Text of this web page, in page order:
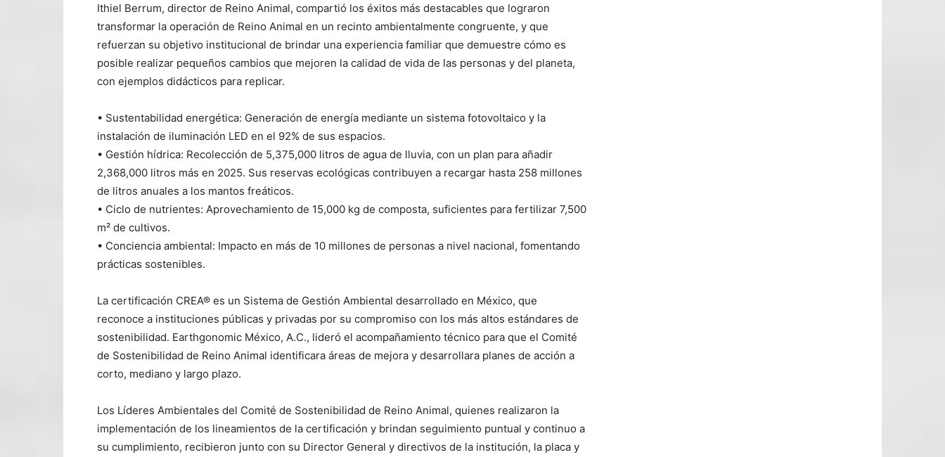
Ithiel Berrum, director de Reino Animal, compartió los éxitos más destacables que lograron
transformar la operación de Reino Animal en un recinto ambientalmente congruente, y que
refuerzan su objetivo institucional de brindar una experiencia familiar que demuestre cómo es
posible realizar pequeños cambios que mejoren la calidad de vida de las personas y del planeta,
con ejemplos didácticos para replicar.
• Sustentabilidad energética: Generación de energía mediante un sistema fotovoltaico y la
instalación de iluminación LED en el 92% de sus espacios.
• Gestión hídrica: Recolección de 5,375,000 litros de agua de lluvia, con un plan para añadir
2,368,000 litros más en 2025. Sus reservas ecológicas contribuyen a recargar hasta 258 millones
de litros anuales a los mantos freáticos.
• Ciclo de nutrientes: Aprovechamiento de 15,000 kg de composta, suficientes para fertilizar 7,500
m² de cultivos.
• Conciencia ambiental: Impacto en más de 10 millones de personas a nivel nacional, fomentando
prácticas sostenibles.
La certificación CREA® es un Sistema de Gestión Ambiental desarrollado en México, que
reconoce a instituciones públicas y privadas por su compromiso con los más altos estándares de
sostenibilidad. Earthgonomic México, A.C., lideró el acompañamiento técnico para que el Comité
de Sostenibilidad de Reino Animal identificara áreas de mejora y desarrollara planes de acción a
corto, mediano y largo plazo.
Los Líderes Ambientales del Comité de Sostenibilidad de Reino Animal, quienes realizaron la
implementación de los lineamientos de la certificación y brindan seguimiento puntual y continuo a
su cumplimiento, recibieron junto con su Director General y directivos de la institución, la placa y